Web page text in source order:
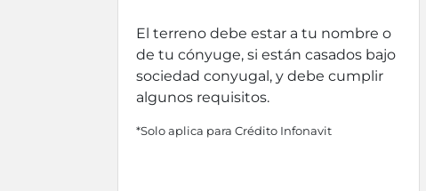
El terreno debe estar a tu nombre o
de tu cónyuge, si están casados bajo
sociedad conyugal, y debe cumplir
algunos requisitos.
*Solo aplica para Crédito Infonavit